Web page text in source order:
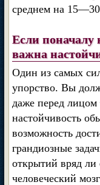
среднем на 15—30
Если поначалу
важна
Один из самых
упорство. Вы
даже перед лицом
настойчивость
возможность
грандиозные
открытий вряд
человеческий